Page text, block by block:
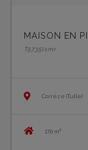
MAISON EN
T5735lsmr
Corrèze (Tulle)
170 m²